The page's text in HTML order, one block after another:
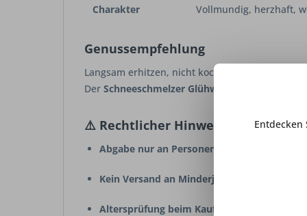
Charakter
Vollmundig, herzhaft,
Genussempfehlung
Langsam erhitzen, nicht kochen – pur
Der Schneeschmelzer Glühwein entfaltet so
⚠️ Rechtlicher Hinweis
Abgabe nur an Personen über 18 Jahre
Kein Versand an Minderjährige oder
Altersprüfung beim Kauf
Entdecken